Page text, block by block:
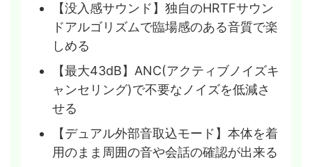
【没入感サウンド】独自のHRTFサウン
ドアルゴリズムで臨場感のある音質で楽
しめる
【最大43dB】ANC(アクティブノイズキ
ャンセリング)で不要なノイズを低減さ
せる
【デュアル外部音取込モード】本体を着
用のまま周囲の音や会話の確認が出来る